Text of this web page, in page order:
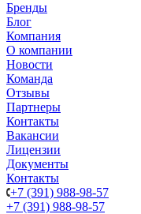
Бренды
Блог
Компания
О компании
Новости
Команда
Отзывы
Партнеры
Контакты
Вакансии
Лицензии
Документы
Контакты
+7 (391) 988-98-57
+7 (391) 988-98-57